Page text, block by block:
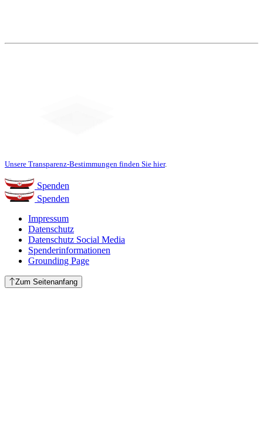
Unsere Transparenz-Bestimmungen finden Sie hier.
Spenden
Spenden
Impressum
Datenschutz
Datenschutz Social Media
Spenderinformationen
Grounding Page
Zum Seitenanfang